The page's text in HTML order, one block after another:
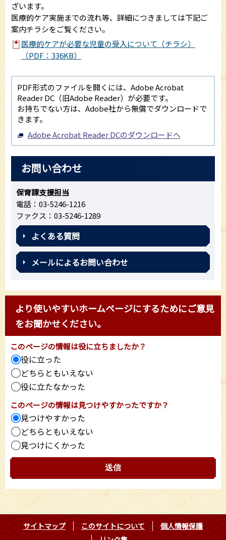
ざいます。
医療的ケア実施までの流れ等、詳細につきましては下記ご
案内チラシをご覧ください。
医療的ケアが必要な児童の受入について（チラシ）
（PDF：336KB）
PDF形式のファイルを開くには、Adobe Acrobat
Reader DC（旧Adobe Reader）が必要です。
お持ちでない方は、Adobe社から無償でダウンロードで
きます。
Adobe Acrobat Reader DCのダウンロードへ
お問い合わせ
保育課支援担当
電話：03-5246-1216
ファクス：03-5246-1289
よくある質問
メールによるお問い合わせ
より使いやすいホームページにするためにご意見
をお聞かせください。
このページの情報は役に立ちましたか？
役に立った
どちらともいえない
役に立たなかった
このページの情報は見つけやすかったですか？
見つけやすかった
どちらともいえない
見つけにくかった
サイトマップ このサイトについて
個人情報保護